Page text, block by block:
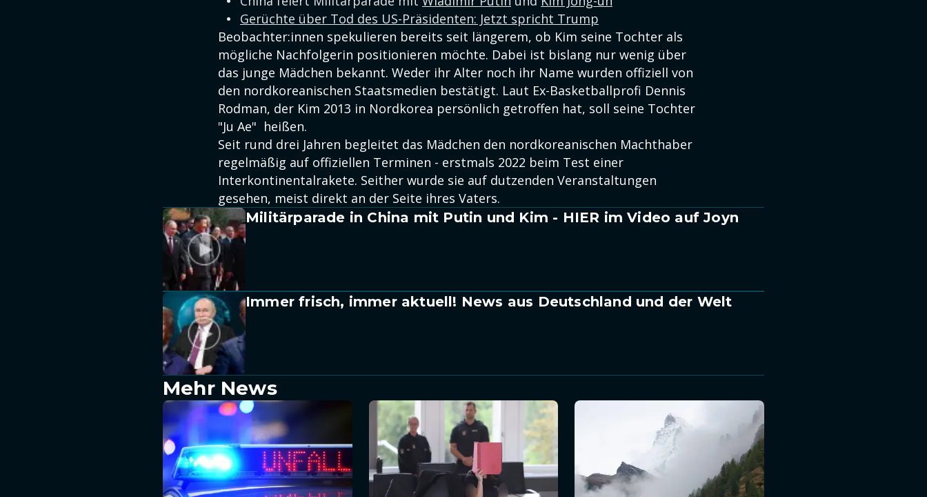
Gerüchte über Tod des US-Präsidenten: Jetzt spricht Trump
Beobachter:innen spekulieren bereits seit längerem, ob Kim seine Tochter als
mögliche Nachfolgerin positionieren möchte. Dabei ist bislang nur wenig über
das junge Mädchen bekannt. Weder ihr Alter noch ihr Name wurden offiziell von
den nordkoreanischen Staatsmedien bestätigt. Laut Ex-Basketballprofi Dennis
Rodman, der Kim 2013 in Nordkorea persönlich getroffen hat, soll seine Tochter
"Ju Ae" heißen.
Seit rund drei Jahren begleitet das Mädchen den nordkoreanischen Machthaber
regelmäßig auf offiziellen Terminen - erstmals 2022 beim Test einer
Interkontinentalrakete. Seither wurde sie auf dutzenden Veranstaltungen
gesehen, meist direkt an der Seite ihres Vaters.
Militärparade in China mit Putin und Kim - HIER im Video auf Joyn
Immer frisch, immer aktuell! News aus Deutschland und der Welt
Mehr News